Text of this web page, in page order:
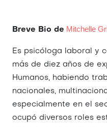
Breve Bio de Mitchelle
Es psicóloga laboral y
más de diez años de
Humanos, habiendo
nacionales,
especialmente en el
ocupó diversos roles